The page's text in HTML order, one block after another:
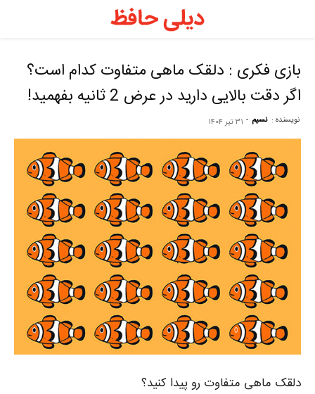
بازی فکری : دلقک ماهی متفاوت کدام است؟
اگر دقت بالایی دارید در عرض 2 ثانیه بفهمید!
نویسنده : نسیم - ۳۱ تیر ۱۴۰۴
دلقک ماهی متفاوت رو پیدا کنید؟